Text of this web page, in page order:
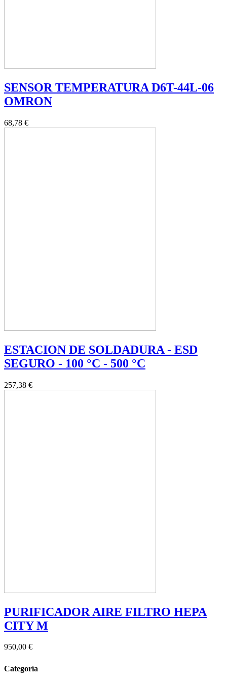
SENSOR TEMPERATURA D6T-44L-06
OMRON
68,78 €
ESTACION DE SOLDADURA - ESD
SEGURO - 100 °C - 500 °C
257,38 €
PURIFICADOR AIRE FILTRO HEPA
CITY M
950,00 €
Categoría